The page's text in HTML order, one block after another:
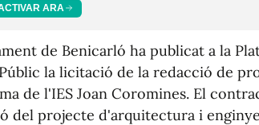
ARA
de Benicarló ha publicat a la
la licitació de la redacció de
de l'IES Joan Coromines. El
del projecte d'arquitectura i